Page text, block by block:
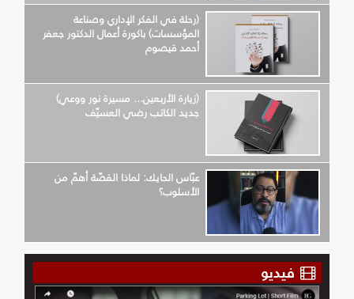
(رحلة في الفكر الإداري وصناعة
المؤسسات) باكورة أعمال الدكتور جعفر
أحمد قيصوم
(زيارة الأربعين... مسيرة نور ووعي)
جديد الكاتب رضي العسيّف
عبّاس الحايك: لماذا القصّة أهمّ من
الأسلوب؟
فيديو